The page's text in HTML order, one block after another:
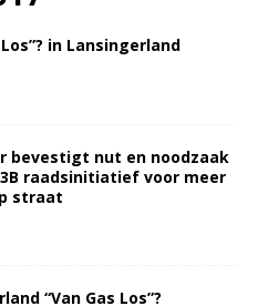
in Lansingerland
bevestigt nut en noodzaak
raadsinitiatief voor meer
straat
“Van Gas Los”?